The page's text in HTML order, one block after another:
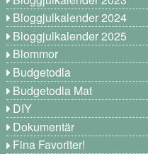
Bloggjulkalender 2024
Bloggjulkalender 2025
Blommor
Budgetodla
Budgetodla Mat
DIY
Dokumentär
Fina Favoriter!